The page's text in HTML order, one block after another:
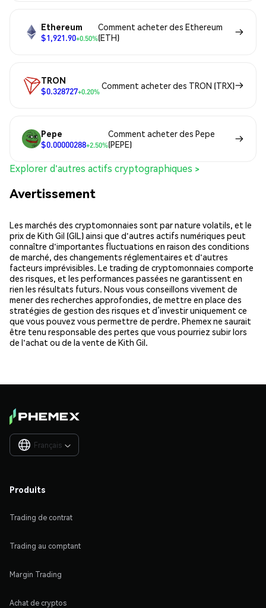
Ethereum
$1,921.90+0.50%
Comment acheter des Ethereum
(ETH)
TRON
$0.328727+0.20%
Comment acheter des TRON (TRX)
Pepe
$0.00000288+2.50%
Comment acheter des Pepe
(PEPE)
Explorer d'autres actifs cryptographiques >
Avertissement
Les marchés des cryptomonnaies sont par nature volatils, et le
prix de Kith Gil (GIL) ainsi que d'autres actifs numériques peut
connaître d'importantes fluctuations en raison des conditions
de marché, des changements réglementaires et d'autres
facteurs imprévisibles. Le trading de cryptomonnaies comporte
des risques, et les performances passées ne garantissent en
rien les résultats futurs. Nous vous conseillons vivement de
mener des recherches approfondies, de mettre en place des
stratégies de gestion des risques et d’investir uniquement ce
que vous pouvez vous permettre de perdre. Phemex ne saurait
être tenu responsable des pertes que vous pourriez subir lors
de l'achat ou de la vente de Kith Gil.
Français 
Produits
Trading de contrat
Trading au comptant
Margin Trading
Achat de cryptos